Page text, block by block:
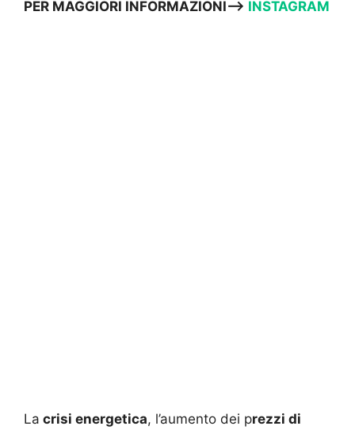
PER MAGGIORI INFORMAZIONI—> INSTAGRAM
La crisi energetica, l’aumento dei prezzi di